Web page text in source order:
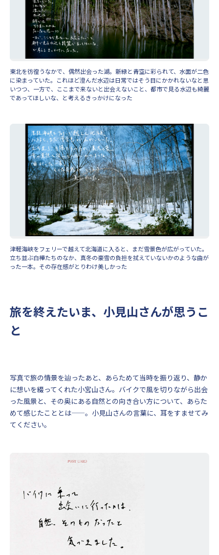
東北を彷徨うなかで、偶然出会った湖。新緑と青空に彩られて、水面が二色
に染まっていた。これほど澄んだ水辺は日常ではそう目にかかれないなと思
いつつ、一方で、ここまで来ないと出会えないこと、都市で見る水辺も綺麗
であってほしいな、と考えるきっかけになった
津軽海峡をフェリーで越えて北海道に入ると、まだ雪景色が広がっていた。
立ち並ぶ白樺たちのなか、真冬の豪雪の負担を拭えていないかのような曲が
った一本。その存在感がとりわけ美しかった
旅を終えたいま、小見山さんが思うこ
と
写真で旅の情景を辿ったあと、あらためて当時を振り返り、静か
に想いを綴ってくれた小宮山さん。バイクで風を切りながら出会
った風景と、その奥にある自然との向き合い方について、あらた
めて感じたこととは——。小見山さんの言葉に、耳をすませてみ
てください。